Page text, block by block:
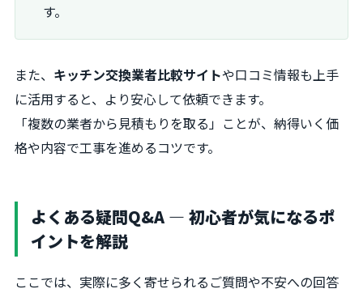
す。
また、 キッチン交換業者比較サイトや口コミ情報も上手
に活用すると、より安心して依頼できます。
「複数の業者から見積もりを取る」ことが、納得いく価
格や内容で工事を進めるコツです。
よくある疑問Q&A ― 初心者が気になるポ
イントを解説
ここでは、実際に多く寄せられるご質問や不安への回答